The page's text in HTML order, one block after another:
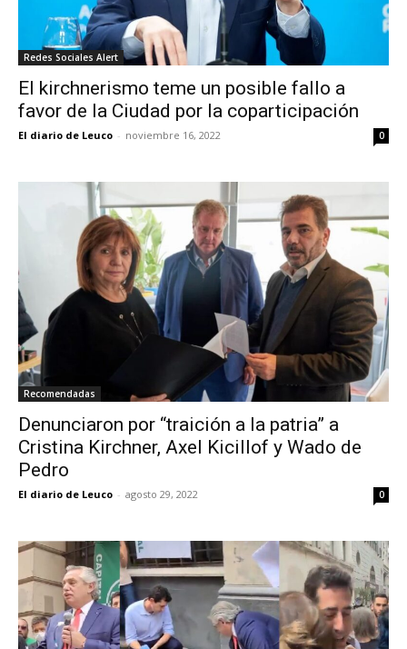
Redes Sociales Alert
El kirchnerismo teme un posible fallo a
favor de la Ciudad por la coparticipación
El diario de Leuco - noviembre 16, 2022 0
Recomendadas
Denunciaron por “traición a la patria” a
Cristina Kirchner, Axel Kicillof y Wado de
Pedro
El diario de Leuco - agosto 29, 2022 0